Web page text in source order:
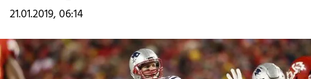
21.01.2019, 06:14